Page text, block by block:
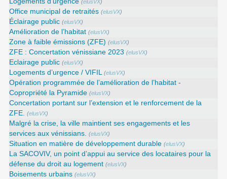
(elusVX)
Office municipal de retraités (elusVX)
Éclairage public (elusVX)
Amélioration de l’habitat (elusVX)
Zone à faible émissions (ZFE) (elusVX)
ZFE : Concertation vénissiane 2023 (elusVX)
Eclairage public (elusVX)
Logements d’urgence / VIFIL (elusVX)
Opération programmée de l’amélioration de l’habitat -
Copropriété la Pyramide (elusVX)
Concertation portant sur l’extension et le renforcement de la
ZFE. (elusVX)
Malgré la crise, la ville maintient ses engagements et les
services aux vénissians. (elusVX)
Situation en matière de développement durable (elusVX)
La SACOVIV, un point d’appui au service des locataires pour la
défense du droit au logement (elusVX)
Boisements urbains (elusVX)